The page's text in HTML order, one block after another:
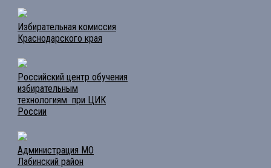
Избирательная комиссия
Краснодарского края
Российский центр обучения
избирательным
технологиям при ЦИК
России
Администрация МО
Лабинский район